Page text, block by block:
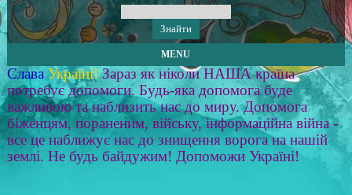
MENU
Слава Україні! Зараз як ніколи НАША країна
потребує допомоги. Будь-яка допомога буде
важливою та наблизить нас до миру. Допомога
біженцям, пораненим, війську, інформаційна війна -
все це наближує нас до знищення ворога на нашій
землі. Не будь байдужим! Допоможи Україні!